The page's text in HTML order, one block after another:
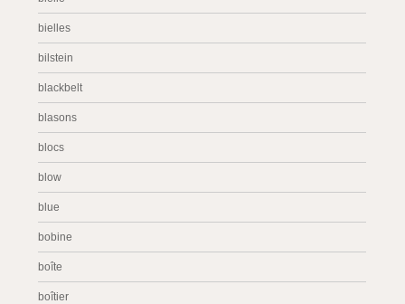
bielles
bilstein
blackbelt
blasons
blocs
blow
blue
bobine
boîte
boîtier